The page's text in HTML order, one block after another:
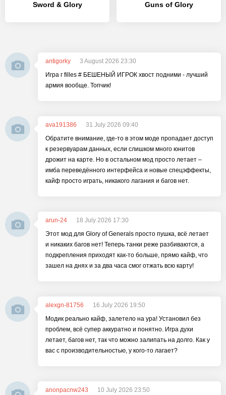
Sword & Glory Guns of Glory
antigorky
3 August 2026 23:30
Игра г filles # БЕШЕНЫЙ ИГРОК хвост подними - лучший
армия вообще. Топчик!
ava191386
31 July 2026 09:40
Обратите внимание, где-то в этом моде пропадает доступ
к резервуарам данных, если слишком много юнитов
дрожит на карте. Но в остальном мод просто летает –
имба переведённого интерфейса и новые спецэффекты,
кайф просто играть, никакого лагания и багов нет.
arun-24
18 July 2026 17:30
Этот мод для Glory of Generals просто пушка, всё летает
и никаких багов нет! Теперь танки реже разбиваются, а
подкрепления приходят как-то больше, прямо кайф, что
зашел на днях и за два часа смог отжать всю карту!
alexgn-81756
16 July 2026 19:50
Модик реально кайф, залетело на ура! Установил без
проблем, всё супер аккуратно и понятно. Игра духи
летает, багов нет, так что можно залипать на долго. Как у
вас с производительностью, у кого-то лагает?
anonpacnw243 10 July 2026 23:50